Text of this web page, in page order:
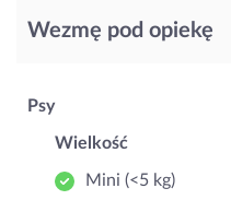
Wezmę pod opiekę
Psy
Wielkość
Mini (<5 kg)